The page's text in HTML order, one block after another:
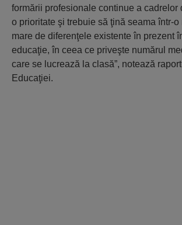
formării profesionale continue a cadrelor
o prioritate şi trebuie să ţină seama într-o
mare de diferenţele existente în prezent
educaţie, în ceea ce priveşte numărul
care se lucrează la clasă”, notează
Educaţiei.